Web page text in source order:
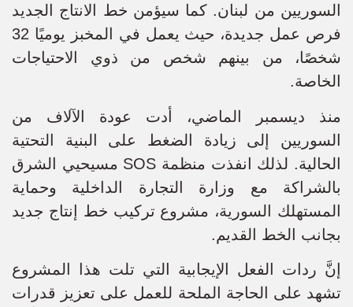
السوريين من لبنان. كما سيؤمن خط الانتاج الجديد
فرص عمل جديدة، حيث يعمل في المخبز يوميًا 32
شخصًا، من بينهم شخص من ذوي الاحتياجات
الخاصة.
منذ ديسمبر الماضي، أدت عودة الآلاف من
السوريين إلى زيادة الضغط على البنية التحتية
الحالية. لذلك انفذت منظمة SOS مسيحيي الشرق
بالشراكة مع وزارة التجارة الداخلية وحماية
المستهلك السورية، مشروع تركيب خط إنتاج جديد
بجانب الخط القديم.
إنَّ ردات الفعل الإيجابية التي تلت هذا المشروع
تشهد على الحاجة الملحة للعمل على تعزيز قدرات